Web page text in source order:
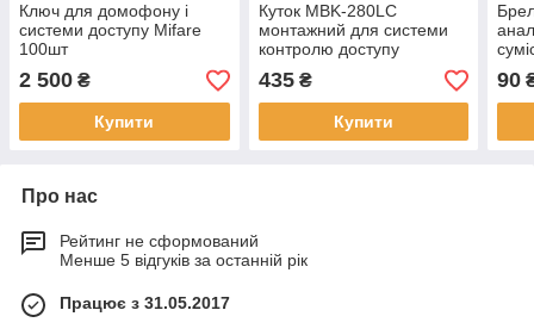
Ключ для домофону і
системи доступу Mifare
100шт
2 500 ₴
Купити
Куток MBK-280LC
монтажний для системи
контролю доступу
435₴
Купити
90
Про нас
Рейтинг не сформований
Менше 5 відгуків за останній рік
Працює з 31.05.2017